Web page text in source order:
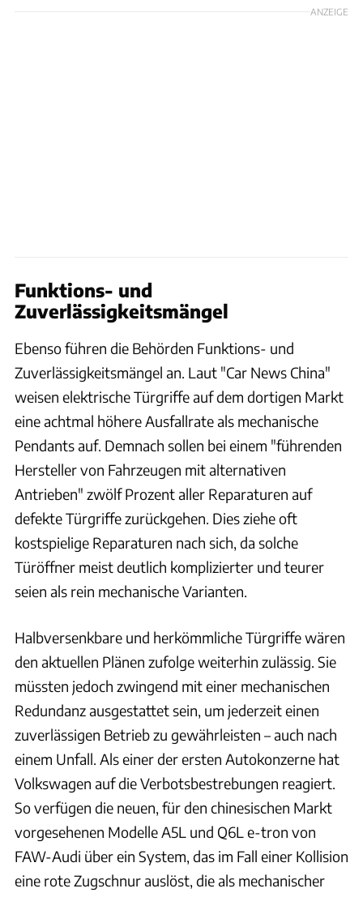
ANZEIGE
Funktions- und
Zuverlässigkeitsmängel
Ebenso führen die Behörden Funktions- und
Zuverlässigkeitsmängel an. Laut "Car News China"
weisen elektrische Türgriffe auf dem dortigen Markt
eine achtmal höhere Ausfallrate als mechanische
Pendants auf. Demnach sollen bei einem "führenden
Hersteller von Fahrzeugen mit alternativen
Antrieben" zwölf Prozent aller Reparaturen auf
defekte Türgriffe zurückgehen. Dies ziehe oft
kostspielige Reparaturen nach sich, da solche
Türöffner meist deutlich komplizierter und teurer
seien als rein mechanische Varianten.
Halbversenkbare und herkömmliche Türgriffe wären
den aktuellen Plänen zufolge weiterhin zulässig. Sie
müssten jedoch zwingend mit einer mechanischen
Redundanz ausgestattet sein, um jederzeit einen
zuverlässigen Betrieb zu gewährleisten – auch nach
einem Unfall. Als einer der ersten Autokonzerne hat
Volkswagen auf die Verbotsbestrebungen reagiert.
So verfügen die neuen, für den chinesischen Markt
vorgesehenen Modelle A5L und Q6L e-tron von
FAW-Audi über ein System, das im Fall einer Kollision
eine rote Zugschnur auslöst, die als mechanischer